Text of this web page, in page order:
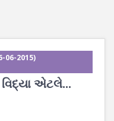
06-2015)
એટલે...